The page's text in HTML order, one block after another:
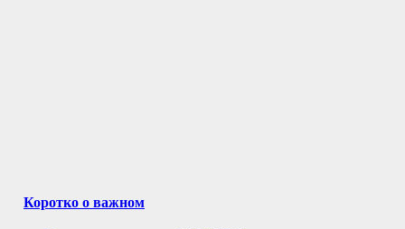
Коротко о важном